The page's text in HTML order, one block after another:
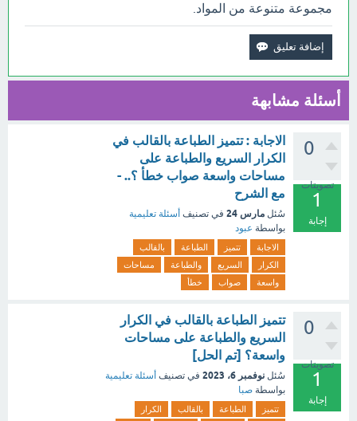
مجموعة متنوعة من المواد.
أسئلة مشابهة
0
تصويتات
1
إجابة
الاجابة : تتميز الطباعة بالقالب في
الكرار السريع والطباعة على
مساحات واسعة صواب خطأ ؟.. -
مع الشرح
سُئل مارس 24 في تصنيف أسئلة تعليمية
بواسطة عبود
الاجابة تتميز الطباعة
بالقالب
الكرار
السريع والطباعة
مساحات
واسعة
صواب خطأ
0
تصويتات
1
إجابة
تتميز الطباعة بالقالب في الكرار
السريع والطباعة على مساحات
واسعة؟ [تم الحل]
سُئل نوفمبر 6، 2023 في تصنيف أسئلة تعليمية
بواسطة صبا
تتميز الطباعة بالقالب
الكرار